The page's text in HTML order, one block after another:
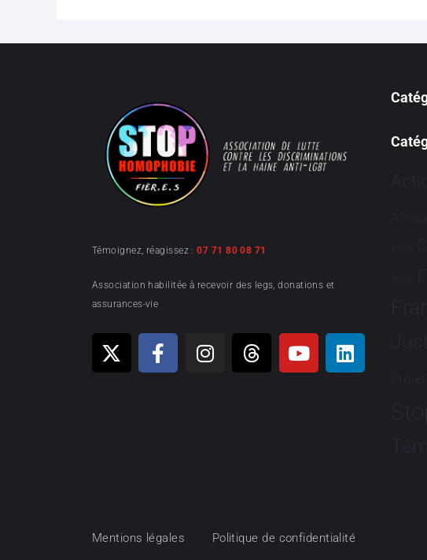
Témoignez, réagissez :07 71 80 08 71
Association habilitée à recevoir des legs, donations et
assurances-vie
Brève
Brésil
Projets
Mentions légales Politique de confidentialité